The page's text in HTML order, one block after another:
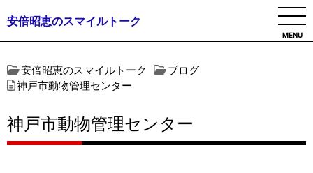
安倍昭恵のスマイルトーク
MENU
安倍昭恵のスマイルトーク
ブログ
神戸市動物管理センター
神戸市動物管理センター